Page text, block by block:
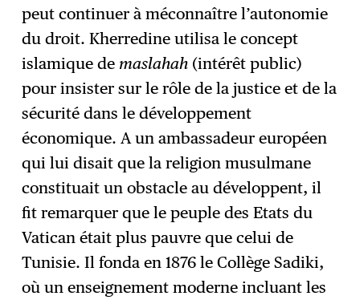
peut continuer à méconnaître l’autonomie
du droit. Kherredine utilisa le concept
islamique de maslahah (intérêt public)
pour insister sur le rôle de la justice et de la
sécurité dans le développement
économique. A un ambassadeur européen
qui lui disait que la religion musulmane
constituait un obstacle au développent, il
fit remarquer que le peuple des Etats du
Vatican était plus pauvre que celui de
Tunisie. Il fonda en 1876 le Collège Sadiki,
où un enseignement moderne incluant les